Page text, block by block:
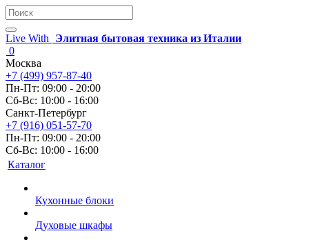
Live With
Элитная бытовая техника из Италии
0
Москва
+7 (499) 957-87-40
Пн-Пт: 09:00 - 20:00
Сб-Вс: 10:00 - 16:00
Санкт-Петербург
+7 (916) 051-57-70
Пн-Пт: 09:00 - 20:00
Сб-Вс: 10:00 - 16:00
Каталог
Кухонные блоки
Духовые шкафы